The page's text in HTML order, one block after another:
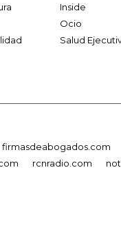
Inside
Ocio
Salud
firmasdeabogados.com
rcnradio.com